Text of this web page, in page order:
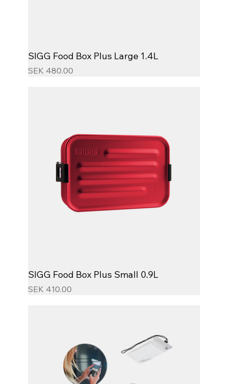
SIGG Food Box Plus Large 1.4L
Price
SEK 480.00
SIGG Food Box Plus Small 0.9L
Price
SEK 410.00